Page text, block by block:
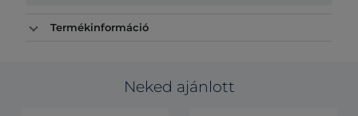
Termékinformáció
Neked ajánlott